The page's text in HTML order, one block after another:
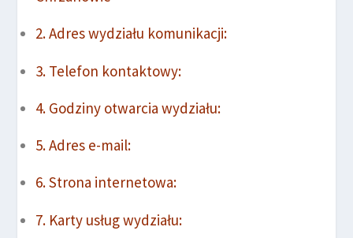
Adres wydziału komunikacji:
Telefon kontaktowy:
Godziny otwarcia wydziału:
Adres e-mail:
Strona internetowa:
Karty usług wydziału: